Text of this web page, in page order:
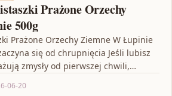
Prażone Orzechy
500g
Prażone Orzechy Ziemne W Łupinie
się od chrupnięcia Jeśli lubisz
zmysły od pierwszej chwili,…
06-20